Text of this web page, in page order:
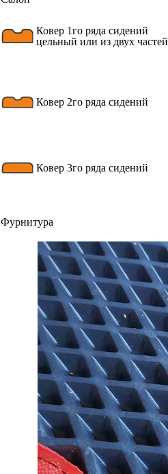
Ковер 1го ряда сидений
цельный или из двух частей
Ковер 2го ряда сидений
Ковер 3го ряда сидений
Фурнитура